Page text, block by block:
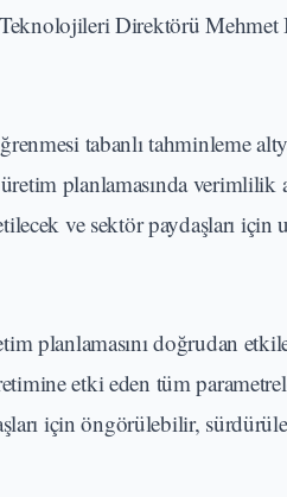
Direktörü Mehmet
tabanlı tahminleme
planlamasında verimlilik
ve sektör paydaşları için
planlamasını doğrudan
etki eden tüm
için öngörülebilir,